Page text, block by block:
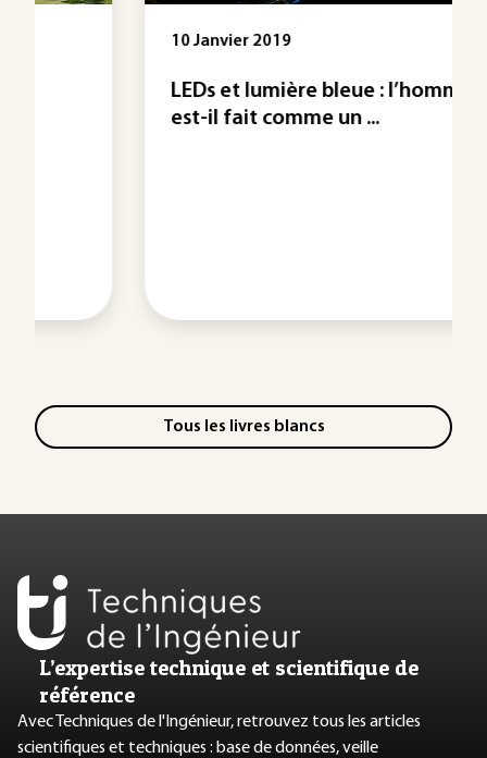
10 Janvier 2019
LEDs et lumière bleue : l’homme
est-il fait comme un ...
Tous les livres blancs
L’expertise technique et scientifique de
référence
Avec Techniques de l'Ingénieur, retrouvez tous les articles
scientifiques et techniques : base de données, veille